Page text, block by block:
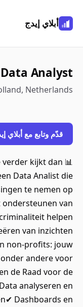
أبلاي إيدج
Data Analyst
Netherlands
قدّم وتابع مع أبلاي
verder kijkt dan
Data Analist die
te nemen op
ondersteunen van
helpen
van inzichten
non-profits: jouw
andere voor
de Raad voor de
analyseren en
Dashboards en